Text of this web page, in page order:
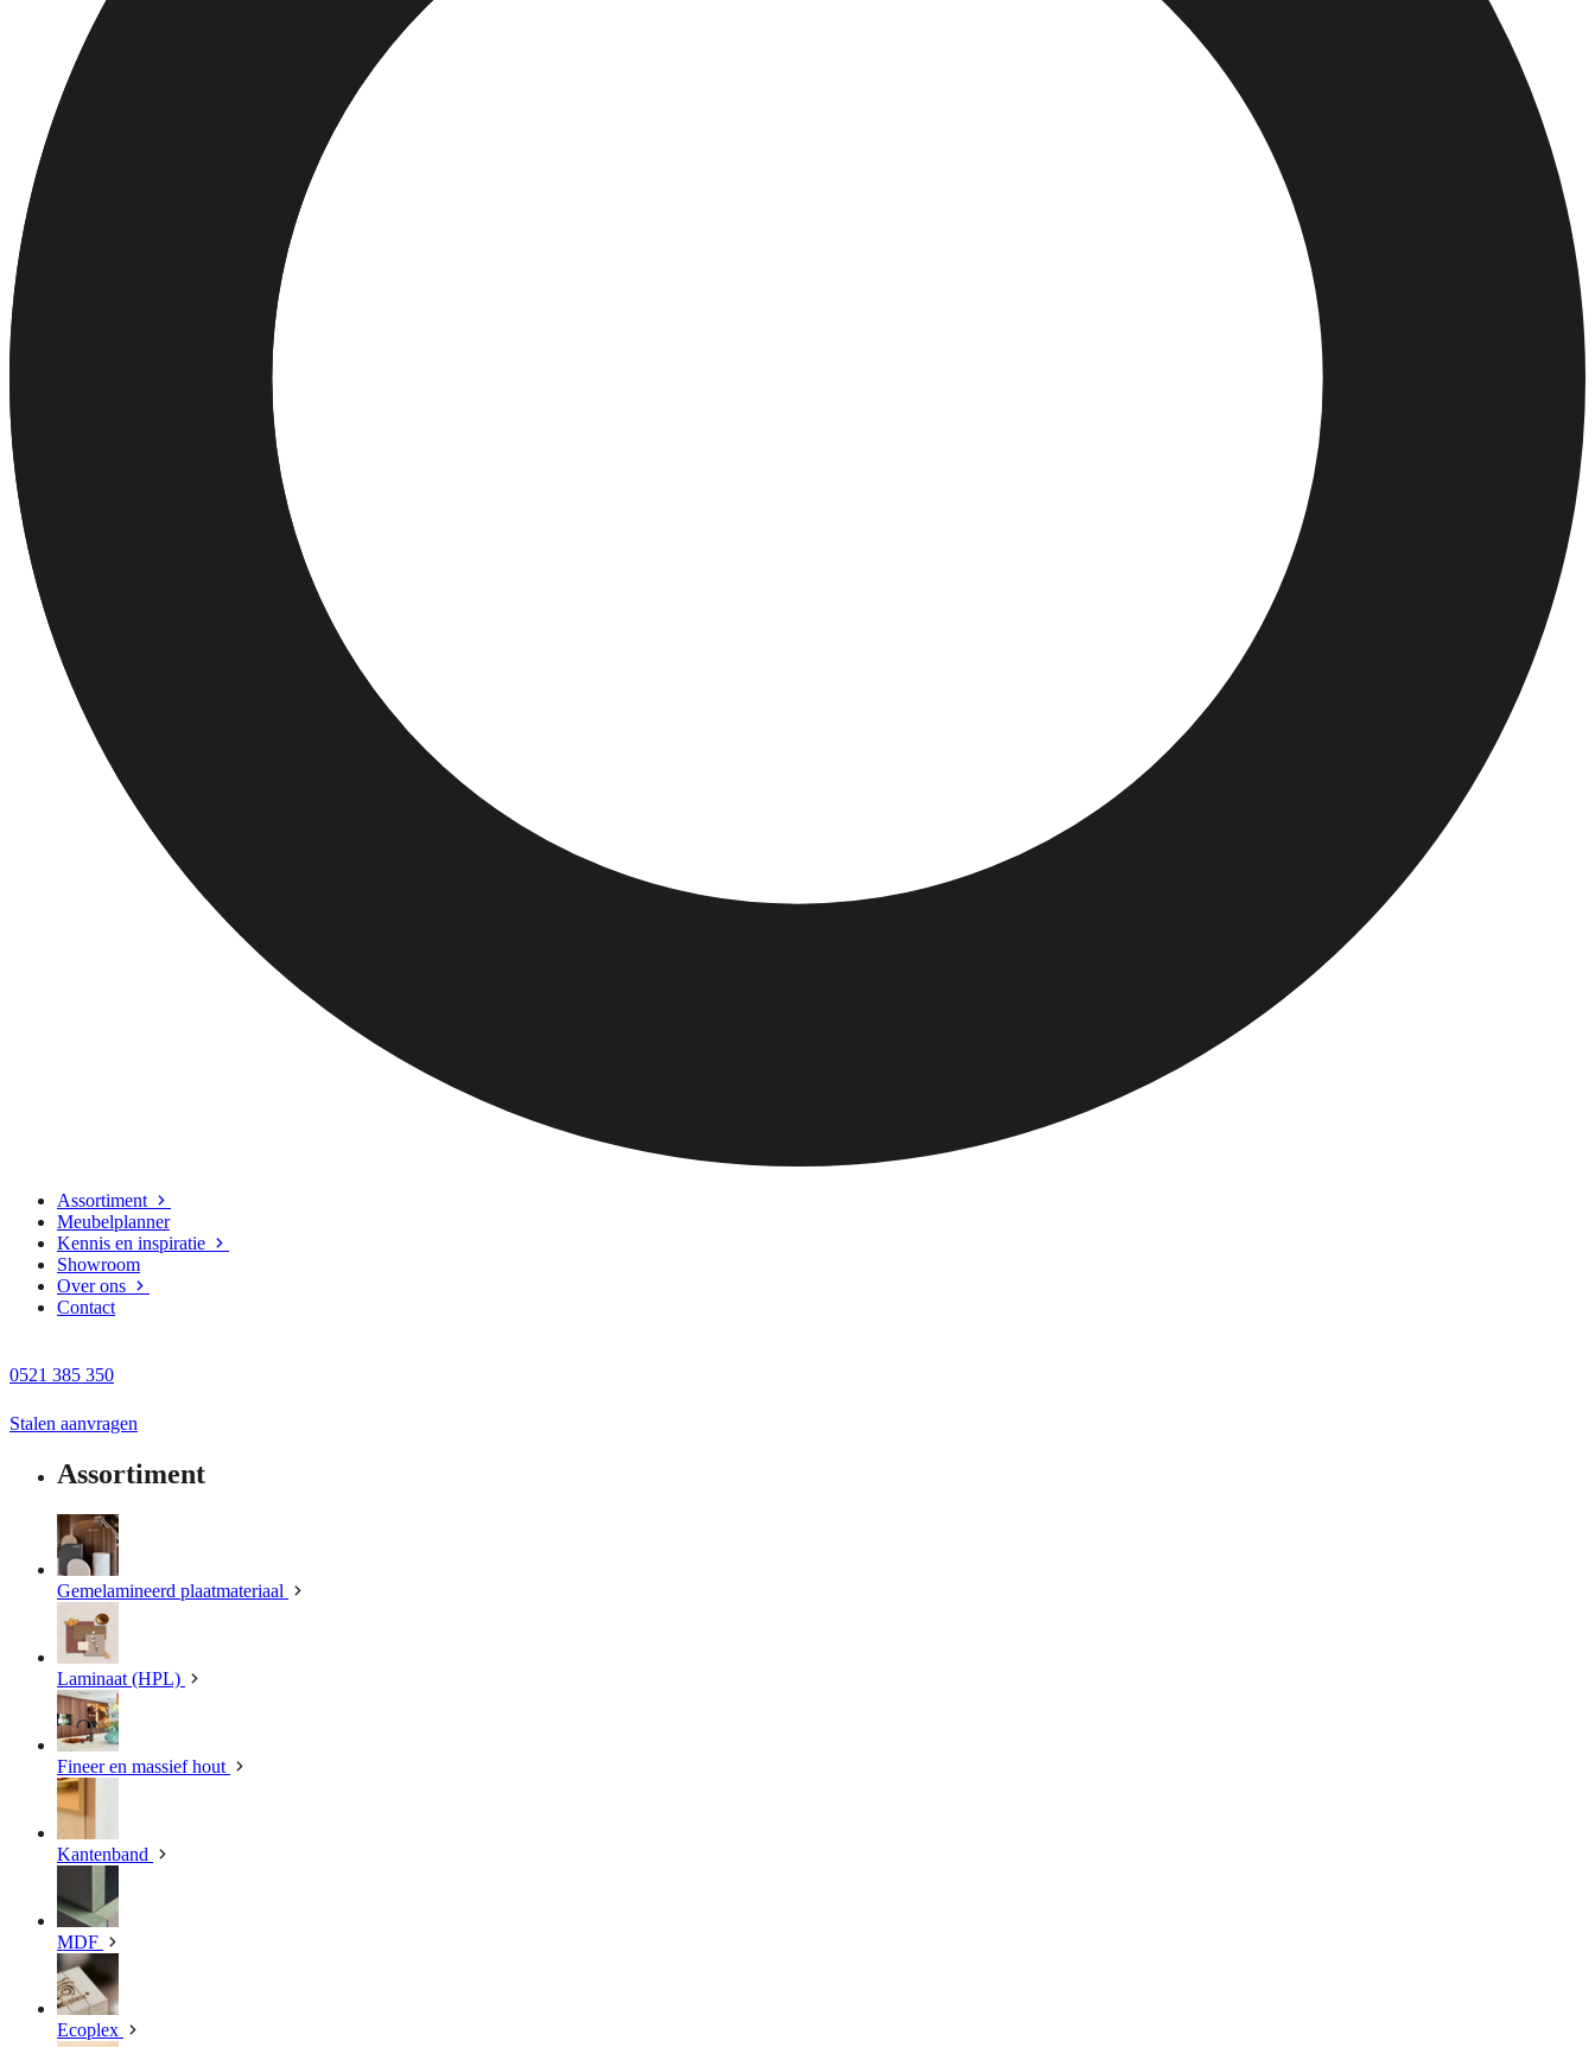
Assortiment
Meubelplanner
Kennis en inspiratie
Showroom
Over ons
Contact
0521 385 350
Stalen aanvragen
Assortiment
Gemelamineerd plaatmateriaal
Laminaat (HPL)
Fineer en massief hout
Kantenband
MDF
Ecoplex